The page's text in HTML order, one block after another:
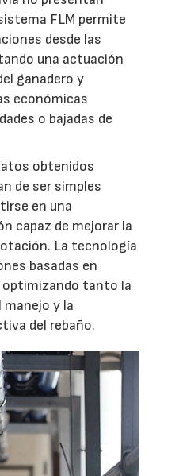
FLM permite
desde las
una actuación
ganadero y
económicas
o bajadas de
obtenidos
de ser simples
en una
capaz de mejorar la
La tecnología
basadas en
tanto la
y la
del rebaño.